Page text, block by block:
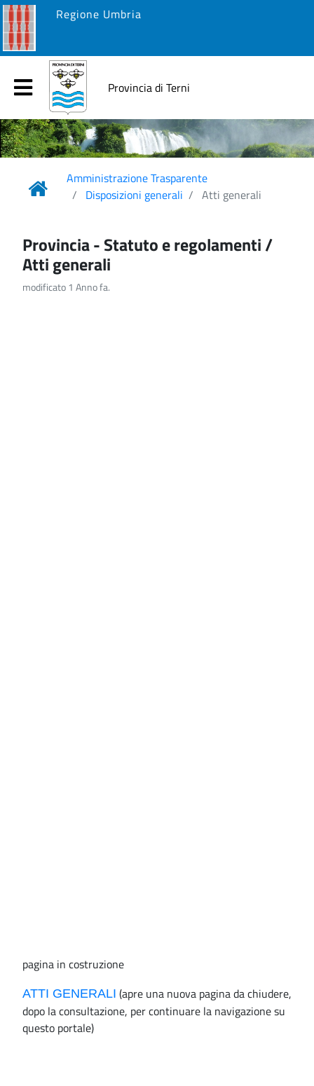
Regione Umbria
Provincia di Terni
Amministrazione Trasparente
Disposizioni generali
Atti generali
Provincia - Statuto e regolamenti /
Atti generali
modificato 1 Anno fa.
pagina in costruzione
ATTI GENERALI (apre una nuova pagina da chiudere,
dopo la consultazione, per continuare la navigazione su
questo portale)